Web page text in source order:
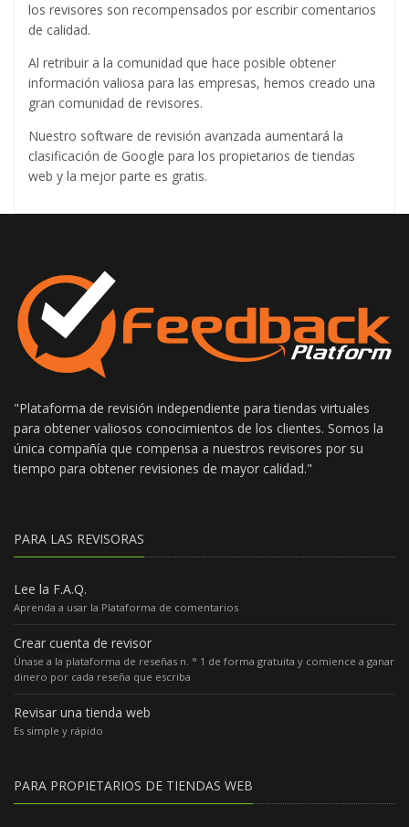
los revisores son recompensados ​​por escribir comentarios
de calidad.
Al retribuir a la comunidad que hace posible obtener
información valiosa para las empresas, hemos creado una
gran comunidad de revisores.
Nuestro software de revisión avanzada aumentará la
clasificación de Google para los propietarios de tiendas
web y la mejor parte es gratis.
"Plataforma de revisión independiente para tiendas virtuales
para obtener valiosos conocimientos de los clientes. Somos la
única compañía que compensa a nuestros revisores por su
tiempo para obtener revisiones de mayor calidad."
PARA LAS REVISORAS
Lee la F.A.Q.
Aprenda a usar la Plataforma de comentarios
Crear cuenta de revisor
Únase a la plataforma de reseñas n. ° 1 de forma gratuita y comience a ganar
dinero por cada reseña que escriba
Revisar una tienda web
Es simple y rápido
PARA PROPIETARIOS DE TIENDAS WEB